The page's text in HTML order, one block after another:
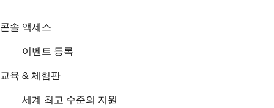
콘솔 액세스
이벤트 등록
교육 & 체험판
세계 최고 수준의 지원